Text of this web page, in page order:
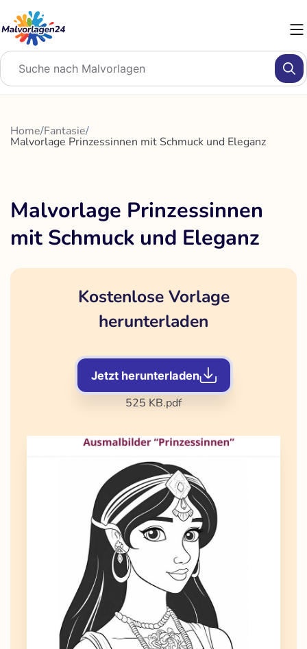
Inhalt
springen
Home/Fantasie/
Malvorlage Prinzessinnen mit Schmuck und Eleganz
Malvorlage Prinzessinnen
mit Schmuck und Eleganz
Kostenlose Vorlage
herunterladen
Jetzt herunterladen
525 KB.pdf